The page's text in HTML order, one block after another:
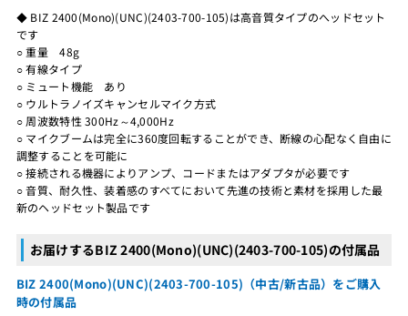
◆ BIZ 2400(Mono)(UNC)(2403-700-105)は高音質タイプのへッドセット
です
○ 重量 48g
○ 有線タイプ
○ ミュート機能 あり
○ ウルトラノイズキャンセルマイク方式
○ 周波数特性 300Hz～4,000Hz
○ マイクブームは完全に360度回転することができ、断線の心配なく自由に
調整することを可能に
○ 接続される機器によりアンプ、コードまたはアダプタが必要です
○ 音質、耐久性、装着感のすべてにおいて先進の技術と素材を採用した最
新のヘッドセット製品です
お届けするBIZ 2400(Mono)(UNC)(2403-700-105)の付属品
BIZ 2400(Mono)(UNC)(2403-700-105)（中古/新古品）をご購入
時の付属品